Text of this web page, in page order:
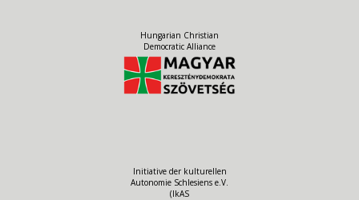
Hungarian Christian
Democratic Alliance
Initiative der kulturellen
Autonomie Schlesiens e.V.
(IkAS